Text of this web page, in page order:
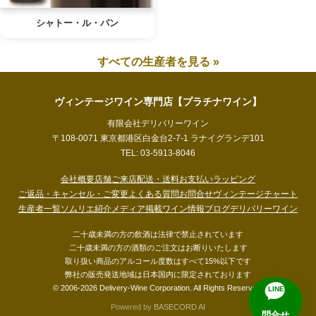
シャトー・ル・パン
すべての生産者を見る »
ヴィンテージワイン専門店【プラチナワイン】
有限会社デリバリーワイン
〒108-0071 東京都港区白金台2-7-1 ラナイグランデ101
TEL: 03-5913-8046
会社概要店舗ご来店配送・送料お支払いラッピング
ご返品・キャンセル・ご変更よくある質問お問合せヴィンテージチャート
生産者一覧ソムリエ紹介メディア掲載ワイン情報ブログデリバリーワイン
二十歳未満の方の飲酒は法律で禁止されています
二十歳未満の方の酒類のご注文はお断りいたします
取り扱い商品のアルコール度数はすべて15%以下です
弊社の販売発送地域は日本国内に限定されております
© 2006-2026 Delivery-Wine Corporation. All Rights Reserved.
Powered by BASECORD AI
LINE